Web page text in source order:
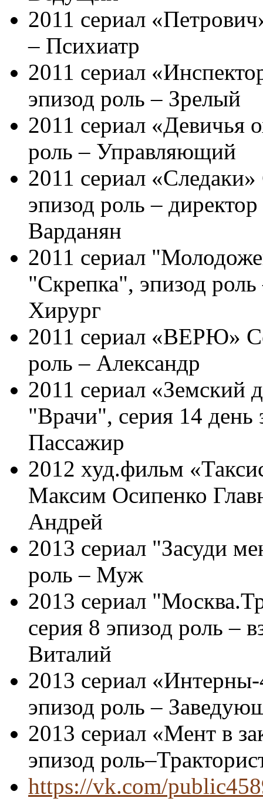
2011 сериал
– Психиатр
2011 сериал
эпизод роль – Зрелый
2011 сериал «Девичья
роль – Управляющий
2011 сериал
эпизод роль –
Варданян
2011 сериал
"Скрепка", эпизод
Хирург
2011 сериал «ВЕРЮ»
роль – Александр
2011 сериал «Земский
"Врачи", серия 14 день
Пассажир
2012 худ.фильм
Максим Осипенко
Андрей
2013 сериал "Засуди
роль – Муж
2013 сериал
серия 8 эпизод роль –
Виталий
2013 сериал
эпизод роль –
2013 сериал «Мент в
эпизод
https://vk.com/